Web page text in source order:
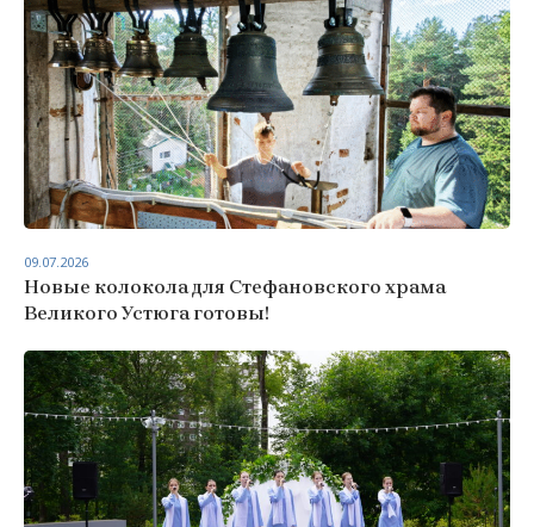
Новые колокола для Стефановского храма
Великого Устюга готовы!
09.07.2026